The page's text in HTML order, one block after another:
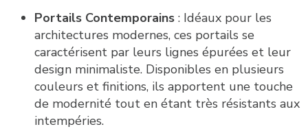
Portails Contemporains : Idéaux pour les
architectures modernes, ces portails se
caractérisent par leurs lignes épurées et leur
design minimaliste. Disponibles en plusieurs
couleurs et finitions, ils apportent une touche
de modernité tout en étant très résistants aux
intempéries.